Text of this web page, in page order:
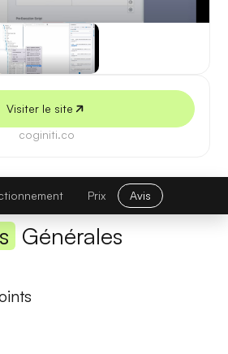
Visiter le site
coginiti.co
Visiter le site
Prix Avis
Générales